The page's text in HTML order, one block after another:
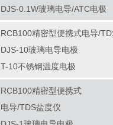
DJS-0.1W玻璃电导/ATC电极
RCB100精密型便携式电导/
DJS-10玻璃电导电极
T-10不锈钢温度电极
RCB100精密型便携式
电导/TDS盐度仪